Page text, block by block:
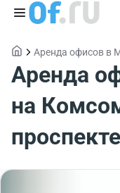
Аренда офисов в
Аренда
на
проспекте